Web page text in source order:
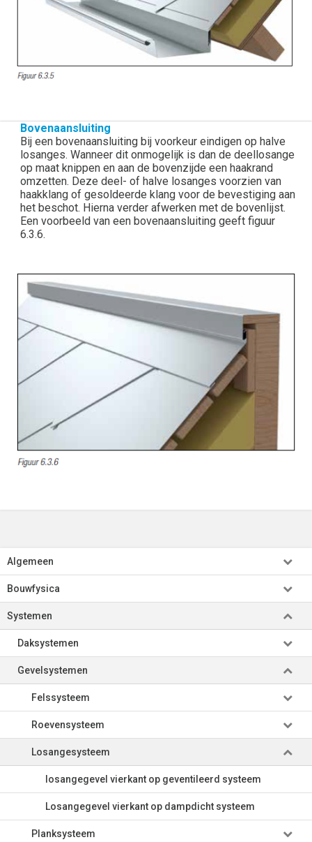
Bovenaansluiting
Bij een bovenaansluiting bij voorkeur eindigen op halve
losanges. Wanneer dit onmogelijk is dan de deellosange
op maat knippen en aan de bovenzijde een haakrand
omzetten. Deze deel- of halve losanges voorzien van
haakklang of gesoldeerde klang voor de bevestiging aan
het beschot. Hierna verder afwerken met de bovenlijst.
Een voorbeeld van een bovenaansluiting geeft figuur
6.3.6.
Algemeen
Bouwfysica
Systemen
Daksystemen
Gevelsystemen
Felssysteem
Roevensysteem
Losangesysteem
losangegevel vierkant op geventileerd systeem
Losangegevel vierkant op dampdicht systeem
Planksysteem